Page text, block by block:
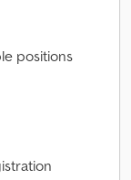
positions